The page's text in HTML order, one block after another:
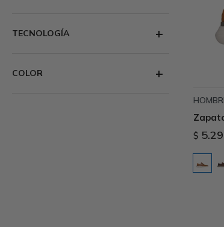
$
TECNOLOGÍA
COLOR